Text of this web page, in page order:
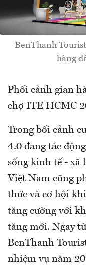
BenThanh
hàng
Phối cảnh gian
chợ ITE HCMC
Trong bối cảnh
4.0 đang tác
sống kinh tế - xã
Việt Nam cũng
thức và cơ hội
tăng cường với
tăng mới. Ngay
BenThanh
nhiệm vụ năm